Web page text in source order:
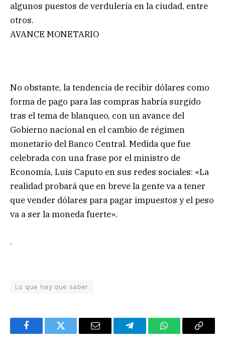
algunos puestos de verdulería en la ciudad, entre
otros.
AVANCE MONETARIO
No obstante, la tendencia de recibir dólares como
forma de pago para las compras habría surgido
tras el tema de blanqueo, con un avance del
Gobierno nacional en el cambio de régimen
monetario del Banco Central. Medida que fue
celebrada con una frase por el ministro de
Economía, Luis Caputo en sus redes sociales: «La
realidad probará que en breve la gente va a tener
que vender dólares para pagar impuestos y el peso
va a ser la moneda fuerte».
.
Lo que hay que saber
FacebookTwitter Email TelegramWhatsAppCopy